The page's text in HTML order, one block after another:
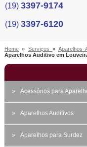
(19) 3397-9174
(19) 3397-6120
Home » Serviços» Aparelhos
Aparelhos Auditivo em
Acessórios para
Aparelhos Auditivos
Aparelhos para Surdez